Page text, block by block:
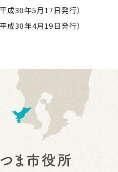
成30年5月17日発行）
成30年4月19日発行）